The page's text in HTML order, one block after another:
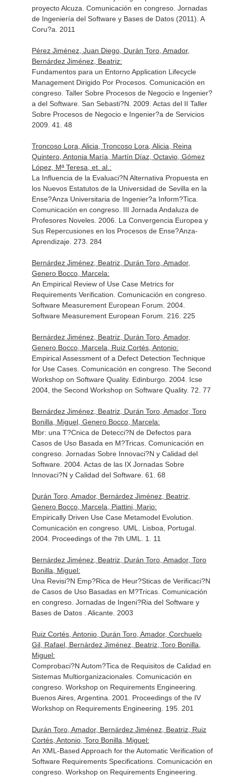
proyecto Alcuza. Comunicación en congreso. Jornadas
de Ingeniería del Software y Bases de Datos (2011). A
Coru?a. 2011
Pérez Jiménez, Juan Diego, Durán Toro, Amador,
Bernárdez Jiménez, Beatriz:
Fundamentos para un Entorno Application Lifecycle
Management Dirigido Por Procesos. Comunicación en
congreso. Taller Sobre Procesos de Negocio e Ingenier?
a del Software. San Sebasti?N. 2009. Actas del II Taller
Sobre Procesos de Negocio e Ingenier?a de Servicios
2009. 41. 48
Troncoso Lora, Alicia, Troncoso Lora, Alicia, Reina
Quintero, Antonia María, Martín Díaz, Octavio, Gómez
López, Mª Teresa, et. al.:
La Influencia de la Evaluaci?N Alternativa Propuesta en
los Nuevos Estatutos de la Universidad de Sevilla en la
Ense?Anza Universitaria de Ingenier?a Inform?Tica.
Comunicación en congreso. III Jornada Andaluza de
Profesores Noveles. 2006. La Convergencia Europea y
Sus Repercusiones en los Procesos de Ense?Anza-
Aprendizaje. 273. 284
Bernárdez Jiménez, Beatriz, Durán Toro, Amador,
Genero Bocco, Marcela:
An Empirical Review of Use Case Metrics for
Requirements Verification. Comunicación en congreso.
Software Measurement European Forum. 2004.
Software Measurement European Forum. 216. 225
Bernárdez Jiménez, Beatriz, Durán Toro, Amador,
Genero Bocco, Marcela, Ruiz Cortés, Antonio:
Empirical Assessment of a Defect Detection Technique
for Use Cases. Comunicación en congreso. The Second
Workshop on Software Quality. Edinburgo. 2004. Icse
2004, the Second Workshop on Software Quality. 72. 77
Bernárdez Jiménez, Beatriz, Durán Toro, Amador, Toro
Bonilla, Miguel, Genero Bocco, Marcela:
Mbr: una T?Cnica de Detecci?N de Defectos para
Casos de Uso Basada en M?Tricas. Comunicación en
congreso. Jornadas Sobre Innovaci?N y Calidad del
Software. 2004. Actas de las IX Jornadas Sobre
Innovaci?N y Calidad del Software. 61. 68
Durán Toro, Amador, Bernárdez Jiménez, Beatriz,
Genero Bocco, Marcela, Piattini, Mario:
Empirically Driven Use Case Metamodel Evolution.
Comunicación en congreso. UML. Lisboa, Portugal.
2004. Proceedings of the 7th UML. 1. 11
Bernárdez Jiménez, Beatriz, Durán Toro, Amador, Toro
Bonilla, Miguel:
Una Revisi?N Emp?Rica de Heur?Sticas de Verificaci?N
de Casos de Uso Basadas en M?Tricas. Comunicación
en congreso. Jornadas de Ingeni?Ria del Software y
Bases de Datos . Alicante. 2003
Ruiz Cortés, Antonio, Durán Toro, Amador, Corchuelo
Gil, Rafael, Bernárdez Jiménez, Beatriz, Toro Bonilla,
Miguel:
Comprobaci?N Autom?Tica de Requisitos de Calidad en
Sistemas Multiorganizacionales. Comunicación en
congreso. Workshop on Requirements Engineering.
Buenos Aires, Argentina. 2001. Proceedings of the IV
Workshop on Requirements Engineering. 195. 201
Durán Toro, Amador, Bernárdez Jiménez, Beatriz, Ruiz
Cortés, Antonio, Toro Bonilla, Miguel:
An XML-Based Approach for the Automatic Verification of
Software Requirements Specifications. Comunicación en
congreso. Workshop on Requirements Engineering.